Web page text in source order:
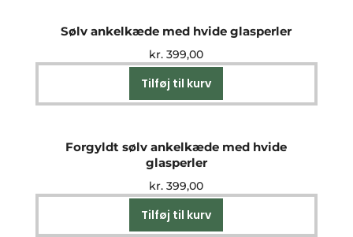
Sølv ankelkæde med hvide glasperler
kr. 399,00
Tilføj til kurv
Forgyldt sølv ankelkæde med hvide
glasperler
kr. 399,00
Tilføj til kurv